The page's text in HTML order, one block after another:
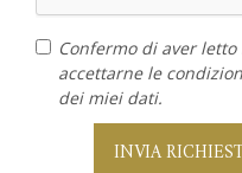
Confermo di aver letto
accettarne le
dei miei dati.
INVIA